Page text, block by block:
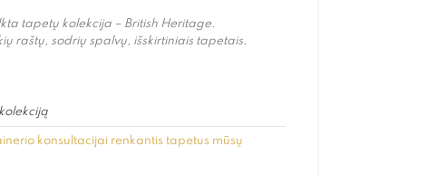
tapetų kolekcija – British Heritage.
raštų, sodrių spalvų, išskirtiniais tapetais.
konsultacijai renkantis tapetus mūsų